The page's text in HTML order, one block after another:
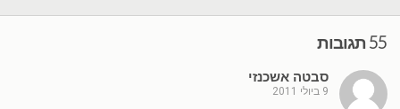
55 תגובות
סבטה אשכנזי
9 ביולי 2011